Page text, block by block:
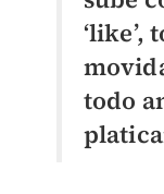
‘like’,
todo